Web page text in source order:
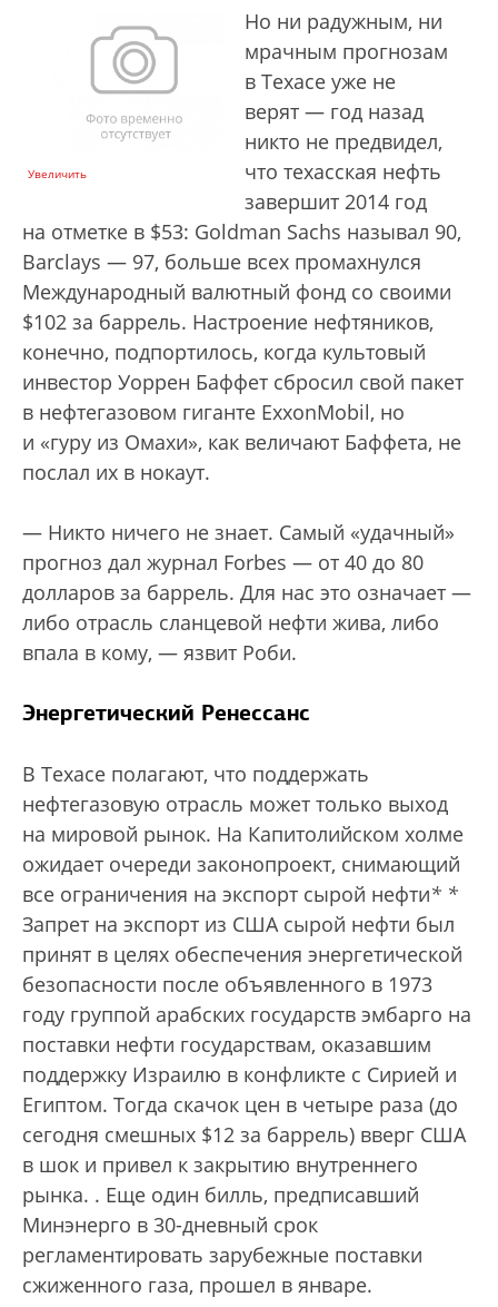
Увеличить
Но ни радужным, ни
мрачным прогнозам
в Техасе уже не
верят — год назад
никто не предвидел,
что техасская нефть
завершит 2014 год
на отметке в $53: Goldman Sachs называл 90,
Barclays — 97, больше всех промахнулся
Международный валютный фонд со своими
$102 за баррель. Настроение нефтяников,
конечно, подпортилось, когда культовый
инвестор Уоррен Баффет сбросил свой пакет
в нефтегазовом гиганте ExxonMobil, но
и «гуру из Омахи», как величают Баффета, не
послал их в нокаут.
— Никто ничего не знает. Самый «удачный»
прогноз дал журнал Forbes — от 40 до 80
долларов за баррель. Для нас это означает —
либо отрасль сланцевой нефти жива, либо
впала в кому, — язвит Роби.
Энергетический Ренессанс
В Техасе полагают, что поддержать
нефтегазовую отрасль может только выход
на мировой рынок. На Капитолийском холме
ожидает очереди законопроект, снимающий
все ограничения на экспорт сырой нефти* *
Запрет на экспорт из США сырой нефти был
принят в целях обеспечения энергетической
безопасности после объявленного в 1973
году группой арабских государств эмбарго на
поставки нефти государствам, оказавшим
поддержку Израилю в конфликте с Сирией и
Египтом. Тогда скачок цен в четыре раза (до
сегодня смешных $12 за баррель) вверг США
в шок и привел к закрытию внутреннего
рынка. . Еще один билль, предписавший
Минэнерго в 30-дневный срок
регламентировать зарубежные поставки
сжиженного газа, прошел в январе.